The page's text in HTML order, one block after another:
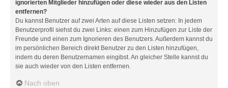
ignorierten Mitglieder hinzufügen oder diese wieder aus den Listen
entfernen?
Du kannst Benutzer auf zwei Arten auf diese Listen setzen: In jedem
Benutzerprofil siehst du zwei Links: einen zum Hinzufügen zur Liste der
Freunde und einen zum Ignorieren des Benutzers. Außerdem kannst du
im persönlichen Bereich direkt Benutzer zu den Listen hinzufügen,
indem du deren Benutzernamen eingibst. An gleicher Stelle kannst du
sie auch wieder von den Listen entfernen.
Nach oben